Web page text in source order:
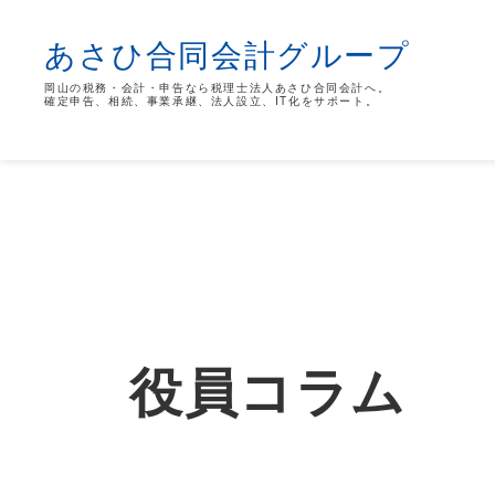
あさひ合同会計グループ
岡山の税務・会計・申告なら税理士法人あさひ合同会計へ。
確定申告、相続、事業承継、法人設立、IT化をサポート。
役員コラム